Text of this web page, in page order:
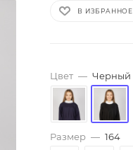
В ИЗБРАННОЕ
Цвет — Черный
Размер — 164